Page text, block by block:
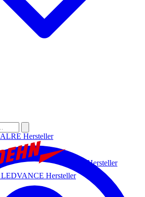
ALRE Hersteller
Hersteller
LEDVANCE Hersteller